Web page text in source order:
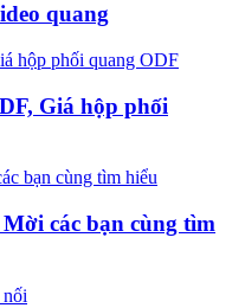
quang
Giá hộp phối
các bạn cùng tìm